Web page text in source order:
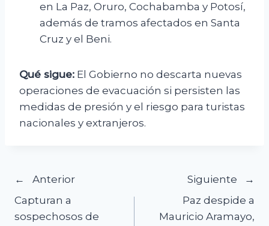
en La Paz, Oruro, Cochabamba y Potosí,
además de tramos afectados en Santa
Cruz y el Beni.
Qué sigue: El Gobierno no descarta nuevas
operaciones de evacuación si persisten las
medidas de presión y el riesgo para turistas
nacionales y extranjeros.
Navegación
de
Anterior
Capturan a
sospechosos de
Siguiente
Paz despide a
Mauricio Aramayo,